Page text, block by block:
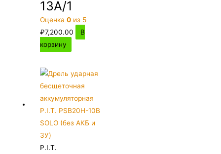
13A/1
Оценка0 из 5
₽7,200.00
В
корзину
P.I.T.